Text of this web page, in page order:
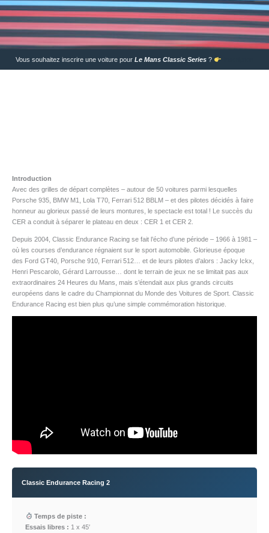
Vous souhaitez inscrire une voiture pourLe Mans Classic Series ?
Introduction
Avec des grilles de départ complètes – autour de 50 voitures parmi lesquelles
Porsche 935, BMW M1, Lola T70, Ferrari 512 BBLM – et des pilotes décidés à faire
honneur au glorieux passé de leurs montures, le spectacle est total ! Le succès du
CER a conduit à séparer le plateau en deux : CER 1 et CER 2.
Depuis 2004, Classic Endurance Racing se fait l’écho d’une période – 1966 à 1981 –
où les courses d’endurance régnaient sur le sport automobile. Glorieuse époque
des Ford GT40, Porsche 910, Ferrari 512… et de leurs pilotes d’alors : Jacky Ickx,
Henri Pescarolo, Gérard Larrousse… dont le terrain de jeux ne se limitait pas aux
extraordinaires 24 Heures du Mans, mais s’étendait aux plus grands circuits
européens dans le cadre du Championnat du Monde des Voitures de Sport. Classic
Endurance Racing est bien plus qu’une simple commémoration historique.
Classic Endurance Racing 2
Temps de piste :
Essais libres : 1 x 45′